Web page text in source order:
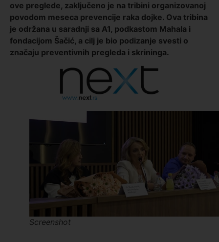
ove preglede, zaključeno je na tribini organizovanoj
povodom meseca prevencije raka dojke. Ova tribina
je održana u saradnji sa A1, podkastom Mahala i
fondacijom Šačić, a cilj je bio podizanje svesti o
značaju preventivnih pregleda i skrininga.
Screenshot